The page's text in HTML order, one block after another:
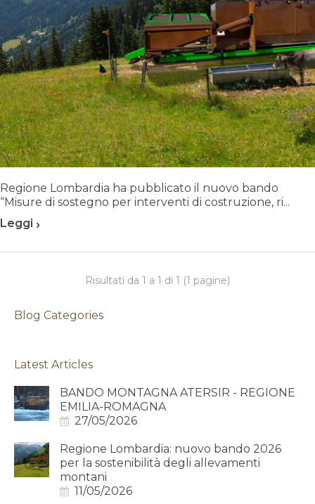
Regione Lombardia ha pubblicato il nuovo bando
“Misure di sostegno per interventi di costruzione, ri...
Leggi ›
Risultati da 1 a 1 di 1 (1 pagine)
Blog Categories
Latest Articles
BANDO MONTAGNA ATERSIR - REGIONE
EMILIA-ROMAGNA
27/05/2026
Regione Lombardia: nuovo bando 2026
per la sostenibilità degli allevamenti
montani
11/05/2026